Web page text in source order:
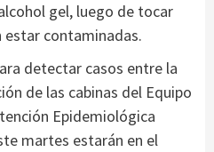
gel, luego de tocar
estar contaminadas.
detectar casos entre la
de las cabinas del Equipo
Epidemiológica
martes estarán en el